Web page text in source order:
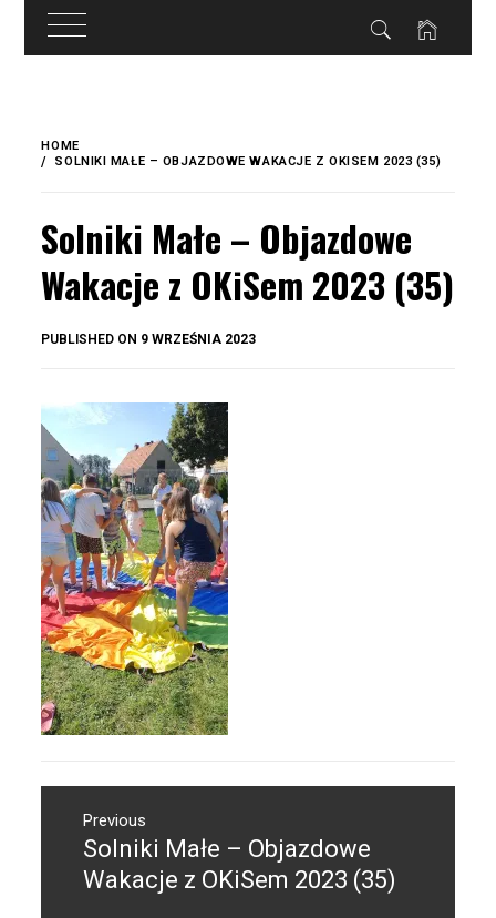
treści
content
HOME
SOLNIKI MAŁE – OBJAZDOWE WAKACJE Z OKISEM 2023 (35)
Solniki Małe – Objazdowe
Wakacje z OKiSem 2023 (35)
PUBLISHED ON 9 WRZEŚNIA 2023
wpisuPrevious
Previous
post:
Solniki Małe – Objazdowe
Wakacje z OKiSem 2023 (35)